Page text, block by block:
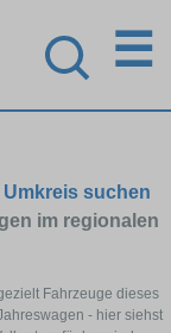
☰
suchen
im regionalen
Fahrzeuge dieses
- hier siehst